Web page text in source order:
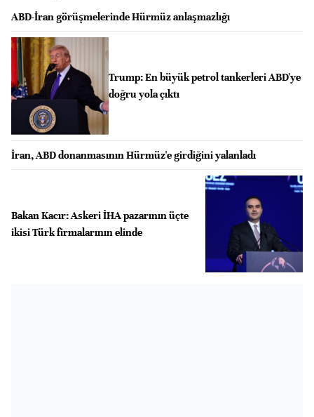
ABD-İran görüşmelerinde Hürmüz anlaşmazlığı
Trump: En büyük petrol tankerleri ABD'ye
doğru yola çıktı
İran, ABD donanmasının Hürmüz'e girdiğini yalanladı
Bakan Kacır: Askeri İHA pazarının üçte
ikisi Türk firmalarının elinde